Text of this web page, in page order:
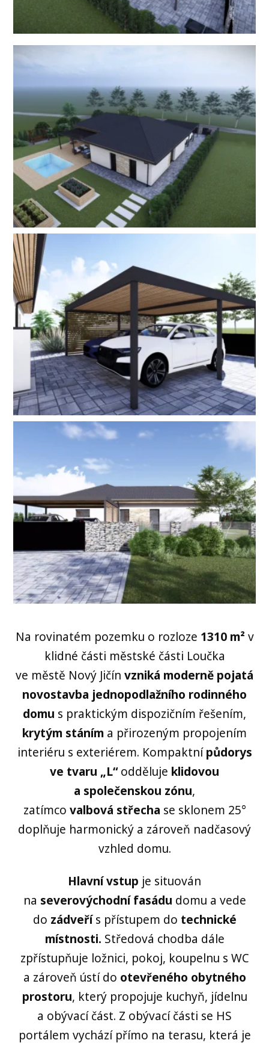
Na rovinatém pozemku o rozloze 1310 m² v
klidné části městské části Loučka
ve městě Nový Jičín vzniká moderně pojatá
novostavba jednopodlažního rodinného
domu s praktickým dispozičním řešením,
krytým stáním a přirozeným propojením
interiéru s exteriérem. Kompaktnípůdorys
ve tvaru „L“odděluje klidovou
a společenskou zónu,
zatímco valbová střecha se sklonem 25°
doplňuje harmonický a zároveň nadčasový
vzhled domu.
Hlavní vstup je situován
na severovýchodní fasádu domu a vede
do zádveřís přístupem do technické
místnosti. Středová chodba dále
zpřístupňuje ložnici, pokoj, koupelnu s WC
a zároveň ústí do otevřeného obytného
prostoru, který propojuje kuchyň, jídelnu
a obývací část. Z obývací části se HS
portálem vychází přímo na terasu, která je